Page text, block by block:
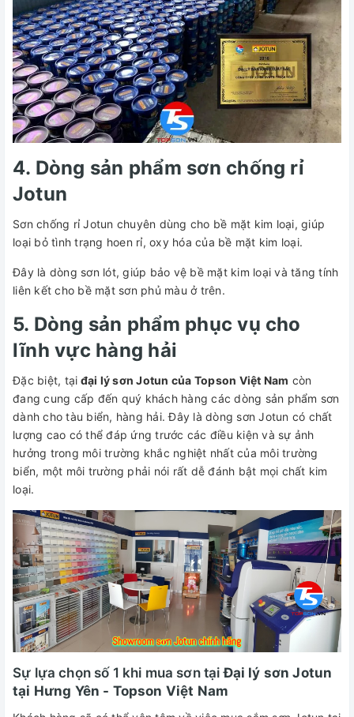
4. Dòng sản phẩm sơn chống rỉ
Jotun
Sơn chống rỉ Jotun chuyên dùng cho bề mặt kim loại, giúp
loại bỏ tình trạng hoen rỉ, oxy hóa của bề mặt kim loại.
Đây là dòng sơn lót, giúp bảo vệ bề mặt kim loại và tăng tính
liên kết cho bề mặt sơn phủ màu ở trên.
5. Dòng sản phẩm phục vụ cho
lĩnh vực hàng hải
Đặc biệt, tại đại lý sơn Jotun của Topson Việt Nam còn
đang cung cấp đến quý khách hàng các dòng sản phẩm sơn
dành cho tàu biển, hàng hải. Đây là dòng sơn Jotun có chất
lượng cao có thể đáp ứng trước các điều kiện và sự ảnh
hưởng trong môi trường khắc nghiệt nhất của môi trường
biển, một môi trường phải nói rất dễ đánh bật mọi chất kim
loại.
Sự lựa chọn số 1 khi mua sơn tạiĐại lý sơn Jotun
tại Hưng Yên - Topson Việt Nam